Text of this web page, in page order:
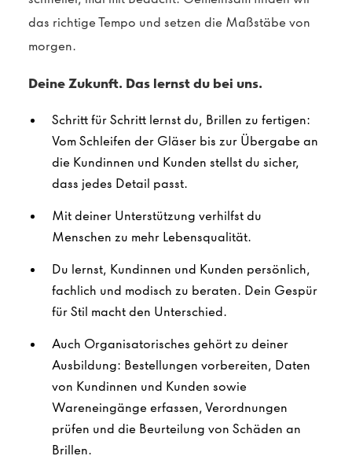
das richtige Tempo und setzen die Maßstäbe von
morgen.
Deine Zukunft. Das lernst du bei uns.
Schritt für Schritt lernst du, Brillen zu fertigen:
Vom Schleifen der Gläser bis zur Übergabe an
die Kundinnen und Kunden stellst du sicher,
dass jedes Detail passt.
Mit deiner Unterstützung verhilfst du
Menschen zu mehr Lebensqualität.
Du lernst, Kundinnen und Kunden persönlich,
fachlich und modisch zu beraten. Dein Gespür
für Stil macht den Unterschied.
Auch Organisatorisches gehört zu deiner
Ausbildung: Bestellungen vorbereiten, Daten
von Kundinnen und Kunden sowie
Wareneingänge erfassen, Verordnungen
prüfen und die Beurteilung von Schäden an
Brillen.